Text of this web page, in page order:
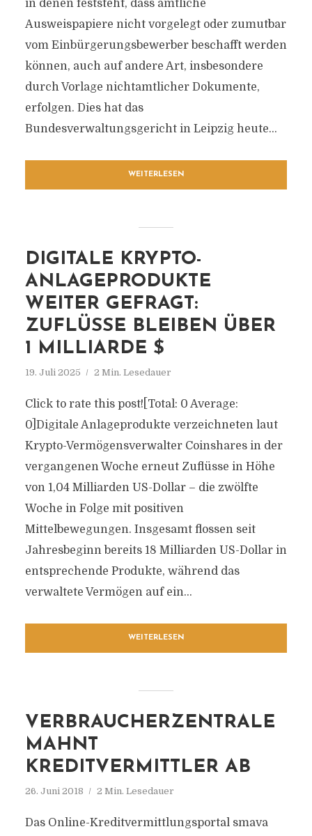
in denen feststeht, dass amtliche
Ausweispapiere nicht vorgelegt oder zumutbar
vom Einbürgerungsbewerber beschafft werden
können, auch auf andere Art, insbesondere
durch Vorlage nichtamtlicher Dokumente,
erfolgen. Dies hat das
Bundesverwaltungsgericht in Leipzig heute...
WEITERLESEN
DIGITALE KRYPTO-
ANLAGEPRODUKTE
WEITER GEFRAGT:
ZUFLÜSSE BLEIBEN ÜBER
1 MILLIARDE $
19. Juli 2025 2 Min. Lesedauer
Click to rate this post![Total: 0 Average:
0]Digitale Anlageprodukte verzeichneten laut
Krypto-Vermögensverwalter Coinshares in der
vergangenen Woche erneut Zuflüsse in Höhe
von 1,04 Milliarden US-Dollar – die zwölfte
Woche in Folge mit positiven
Mittelbewegungen. Insgesamt flossen seit
Jahresbeginn bereits 18 Milliarden US-Dollar in
entsprechende Produkte, während das
verwaltete Vermögen auf ein...
WEITERLESEN
VERBRAUCHERZENTRALE
MAHNT
KREDITVERMITTLER AB
26. Juni 2018 2 Min. Lesedauer
Das Online-Kreditvermittlungsportal smava